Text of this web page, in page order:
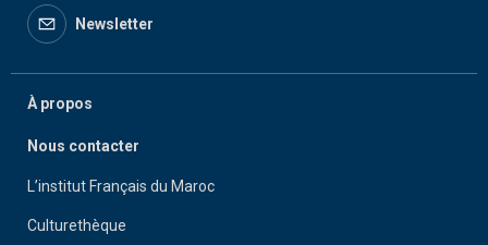
Newsletter
À propos
Nous contacter
L’institut Français du Maroc
Culturethèque